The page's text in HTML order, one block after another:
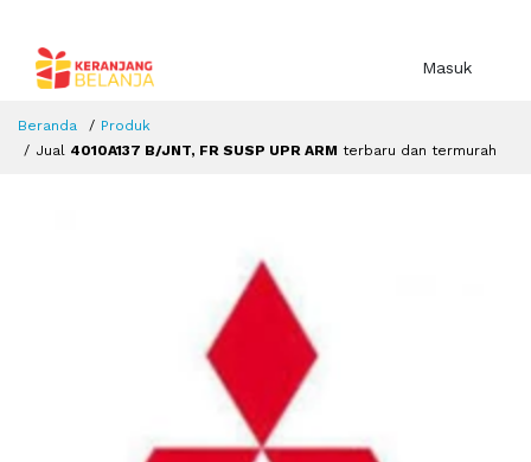
Masuk
Beranda
Produk
Jual 4010A137 B/JNT, FR SUSP UPR ARM terbaru dan termurah